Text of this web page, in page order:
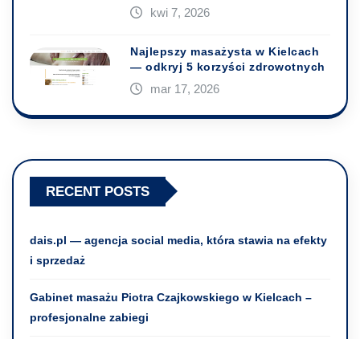
kwi 7, 2026
Najlepszy masażysta w Kielcach
— odkryj 5 korzyści zdrowotnych
mar 17, 2026
RECENT POSTS
dais.pl — agencja social media, która stawia na efekty
i sprzedaż
Gabinet masażu Piotra Czajkowskiego w Kielcach –
profesjonalne zabiegi